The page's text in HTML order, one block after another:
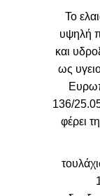
Το
υψηλή
και
ως
136/
φέρει